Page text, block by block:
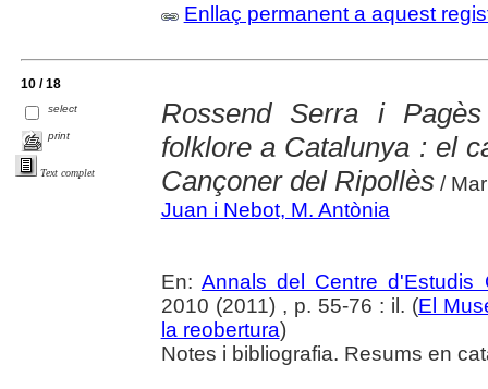
Enllaç permanent a aquest
10 / 18
select
print
Text complet
Rossend Serra i
folklore a Catalunya : el
Cançoner del Ripollès/
Juan i Nebot, M. Antònia
En: Annals del Centre d'Estudis
2010 (2011) , p. 55-76 : il. (El
la reobertura)
Notes i bibliografia. Resums en